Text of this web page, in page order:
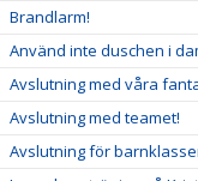
Brandlarm!
Använd inte duschen i
Avslutning med våra
Avslutning med teamet!
Avslutning för